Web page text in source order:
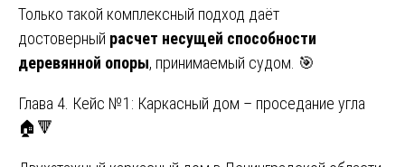
Только такой комплексный подход даёт
достоверный расчет несущей способности
деревянной опоры, принимаемый судом. 🎯
Глава 4. Кейс №1: Каркасный дом – проседание угла
🏠🔻